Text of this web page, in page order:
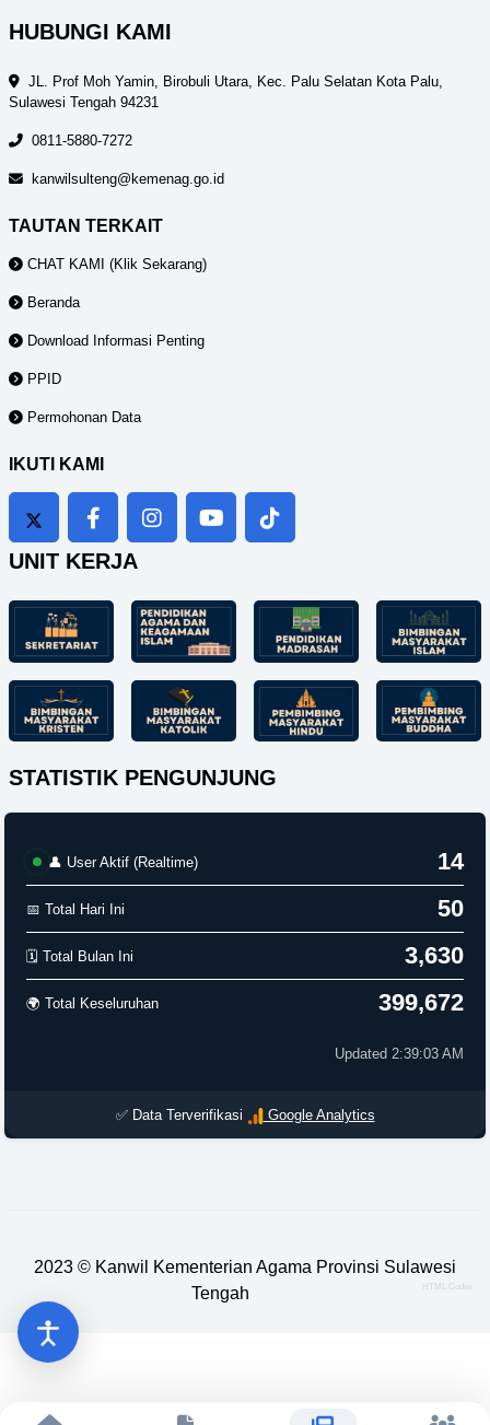
HUBUNGI KAMI
JL. Prof Moh Yamin, Birobuli Utara, Kec. Palu Selatan Kota Palu,
Sulawesi Tengah 94231
0811-5880-7272
kanwilsulteng@kemenag.go.id
TAUTAN TERKAIT
CHAT KAMI (Klik Sekarang)
Beranda
Download Informasi Penting
PPID
Permohonan Data
IKUTI KAMI
UNIT KERJA
STATISTIK PENGUNJUNG
👤 User Aktif (Realtime) 19
📅 Total Hari Ini 50
🗓️ Total Bulan Ini 3,630
🌍 Total Keseluruhan 399,672
Updated 2:39:03 AM
✅ Data Terverifikasi Google Analytics
2023 © Kanwil Kementerian Agama Provinsi Sulawesi
Tengah
HTML Codex